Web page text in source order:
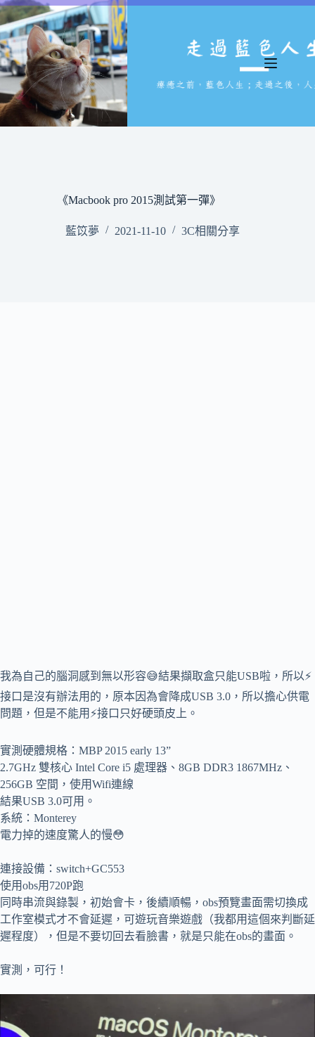
跳
至
主
要
內
容
《Macbook pro 2015測試第一彈》
藍笖夢 2021-11-10 3C相關分享
我為自己的腦洞感到無以形容😅結果擷取盒只能USB啦，所以⚡️
接口是沒有辦法用的，原本因為會降成USB 3.0，所以擔心供電
問題，但是不能用⚡️接口只好硬頭皮上。
實測硬體規格：MBP 2015 early 13”
2.7GHz 雙核心 Intel Core i5 處理器、8GB DDR3 1867MHz、
256GB 空間，使用Wifi連線
結果USB 3.0可用。
系統：Monterey
電力掉的速度驚人的慢😳
連接設備：switch+GC553
使用obs用720P跑
同時串流與錄製，初始會卡，後續順暢，obs預覽畫面需切換成
工作室模式才不會延遲，可遊玩音樂遊戲（我都用這個來判斷延
遲程度），但是不要切回去看臉書，就是只能在obs的畫面。
實測，可行！